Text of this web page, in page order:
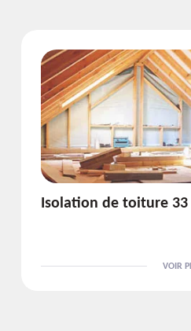
Pose et nettoyage de
VOIR